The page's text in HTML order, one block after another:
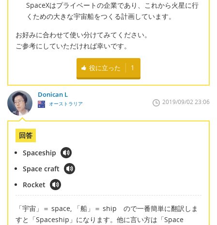
SpaceXはプライベートの企業であり、これから火星に行
くための大きな宇宙船をつくる計画しています。
お好みに合わせて使い分けてみてください。
ご参考にしていただければ幸いです。
役に立った 1
Donican L
オーストラリア 2019/09/02 23:06
回答
Spaceship
Space craft
Rocket
「宇宙」＝ space, 「船」＝ ship ので一番簡単に翻訳しま
すと「Spaceship」になります。他に言い方は「Space